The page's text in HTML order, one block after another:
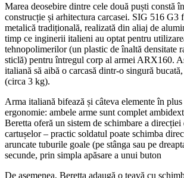
Marea deosebire dintre cele două puști constă
construcție și arhitectura carcasei. SIG 516 G3
metalică tradițională, realizată din aliaj de
timp ce inginerii italieni au optat pentru
tehnopolimerilor (un plastic de înaltă densitate
sticlă) pentru întregul corp al armei ARX160.
italiană să aibă o carcasă dintr-o singură
(circa 3 kg).
Arma italiană bifează și câteva elemente în
ergonomie: ambele arme sunt complet
Beretta oferă un sistem de schimbare a direcției
cartușelor – practic soldatul poate schimba
aruncate tuburile goale (pe stânga sau pe
secunde, prin simpla apăsare a unui buton
De asemenea, Beretta adaugă o țeavă cu